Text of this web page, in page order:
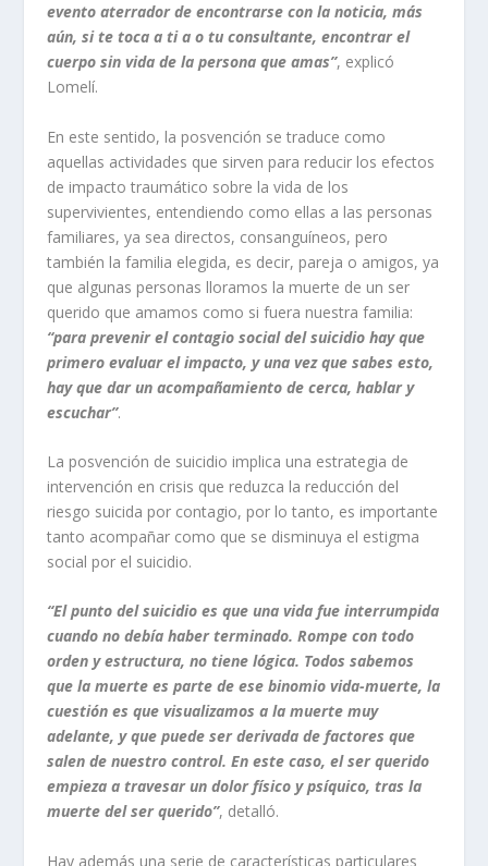
evento aterrador de encontrarse con la noticia, más
aún, si te toca a ti a o tu consultante, encontrar el
cuerpo sin vida de la persona que amas”, explicó
Lomelí.
En este sentido, la posvención se traduce como
aquellas actividades que sirven para reducir los efectos
de impacto traumático sobre la vida de los
supervivientes, entendiendo como ellas a las personas
familiares, ya sea directos, consanguíneos, pero
también la familia elegida, es decir, pareja o amigos, ya
que algunas personas lloramos la muerte de un ser
querido que amamos como si fuera nuestra familia:
“para prevenir el contagio social del suicidio hay que
primero evaluar el impacto, y una vez que sabes esto,
hay que dar un acompañamiento de cerca, hablar y
escuchar”.
La posvención de suicidio implica una estrategia de
intervención en crisis que reduzca la reducción del
riesgo suicida por contagio, por lo tanto, es importante
tanto acompañar como que se disminuya el estigma
social por el suicidio.
“El punto del suicidio es que una vida fue interrumpida
cuando no debía haber terminado. Rompe con todo
orden y estructura, no tiene lógica. Todos sabemos
que la muerte es parte de ese binomio vida-muerte, la
cuestión es que visualizamos a la muerte muy
adelante, y que puede ser derivada de factores que
salen de nuestro control. En este caso, el ser querido
empieza a travesar un dolor físico y psíquico, tras la
muerte del ser querido”, detalló.
Hay además una serie de características particulares